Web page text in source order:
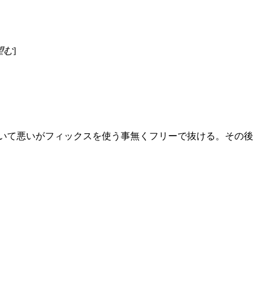
む]
悪いがフィックスを使う事無くフリーで抜ける。その後